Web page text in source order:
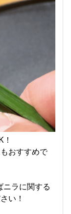
おすすめで
ラに関する
い！